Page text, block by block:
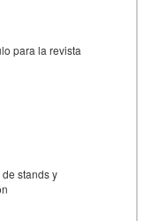
para la revista
stands y